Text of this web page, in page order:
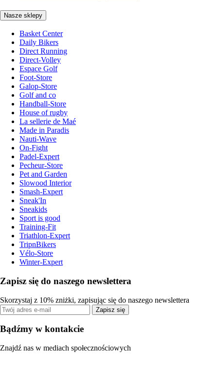
Nasze sklepy
Basket Center
Daily Bikers
Direct Running
Direct-Volley
Espace Golf
Foot-Store
Galop-Store
Golf and co
Handball-Store
House of rugby
La sellerie de Maé
Made in Paradis
Nauti-Wave
On-Fight
Padel-Expert
Pecheur-Store
Pet and Garden
Slowood Interior
Smash-Expert
Sneak'In
Sneakids
Sport is good
Training-Fit
Triathlon-Expert
TripnBikers
Vélo-Store
Winter-Expert
Zapisz się do naszego newslettera
Skorzystaj z 10% zniżki, zapisując się do naszego newslettera
Zapisz się
Bądźmy w kontakcie
Znajdź nas w mediach społecznościowych